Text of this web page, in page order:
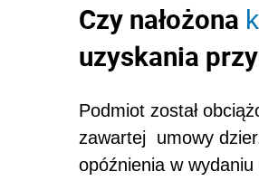
Czy nałożona
uzyskania
Podmiot został
zawartej umowy
opóźnienia w